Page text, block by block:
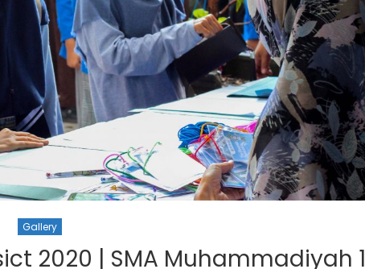
Gallery
2020 | SMA Muhammadiyah 1